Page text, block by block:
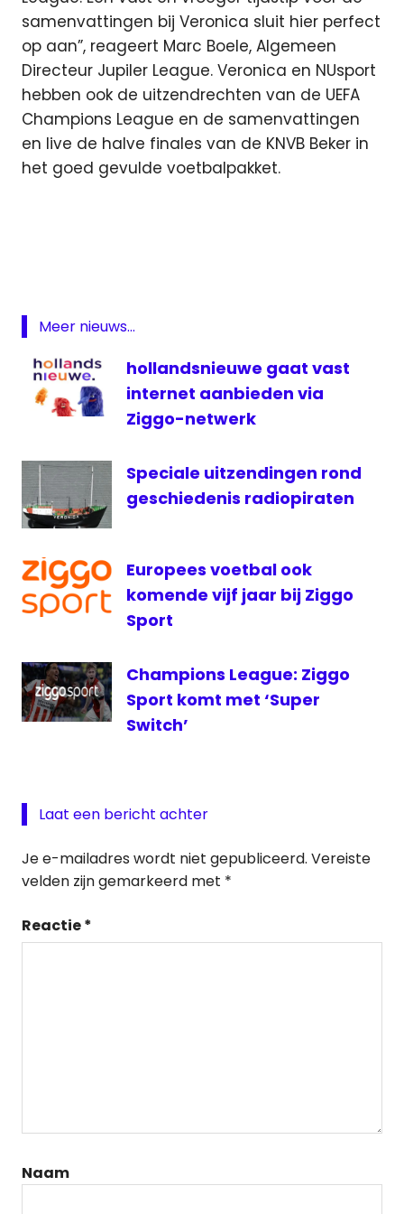
samenvattingen bij Veronica sluit hier perfect
op aan”, reageert Marc Boele, Algemeen
Directeur Jupiler League. Veronica en NUsport
hebben ook de uitzendrechten van de UEFA
Champions League en de samenvattingen
en live de halve finales van de KNVB Beker in
het goed gevulde voetbalpakket.
NUsport
televisie
Veronica
voetbal
Meer nieuws...
hollandsnieuwe gaat vast
internet aanbieden via
Ziggo-netwerk
Speciale uitzendingen rond
geschiedenis radiopiraten
Europees voetbal ook
komende vijf jaar bij Ziggo
Sport
Champions League: Ziggo
Sport komt met ‘Super
Switch’
Laat een bericht achter
Je e-mailadres wordt niet gepubliceerd. Vereiste
velden zijn gemarkeerd met *
Reactie*
Naam